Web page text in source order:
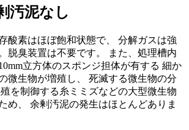
汚泥なし
酸素はほぼ飽和状態で、 分解ガスは強
脱臭装置は不要です。 また、処理槽内
立方体のスポンジ担体が有する 細か
微生物が増殖し、 死滅する微生物の分
を制御する糸ミミズなどの大型微生物
め、 余剰汚泥の発生はほとんどありま